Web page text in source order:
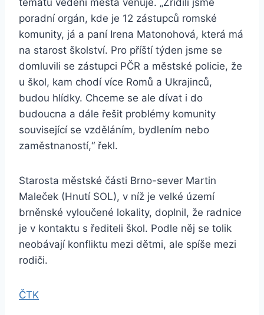
tématu vedení města věnuje. „Zřídili jsme
poradní orgán, kde je 12 zástupců romské
komunity, já a paní Irena Matonohová, která má
na starost školství. Pro příští týden jsme se
domluvili se zástupci PČR a městské policie, že
u škol, kam chodí více Romů a Ukrajinců,
budou hlídky. Chceme se ale dívat i do
budoucna a dále řešit problémy komunity
související se vzděláním, bydlením nebo
zaměstnaností,“ řekl.
Starosta městské části Brno-sever Martin
Maleček (Hnutí SOL), v níž je velké území
brněnské vyloučené lokality, doplnil, že radnice
je v kontaktu s řediteli škol. Podle něj se tolik
neobávají konfliktu mezi dětmi, ale spíše mezi
rodiči.
ČTK